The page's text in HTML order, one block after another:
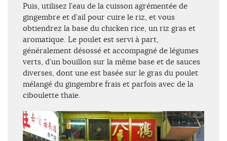
Puis, utilisez l’eau de la cuisson agrémentée de
gingembre et d’ail pour cuire le riz, et vous
obtiendrez la base du chicken rice, un riz gras et
aromatique. Le poulet est servi à part,
généralement désossé et accompagné de légumes
verts, d’un bouillon sur la même base et de sauces
diverses, dont une est basée sur le gras du poulet
mélangé du gingembre frais et parfois avec de la
ciboulette thaïe.